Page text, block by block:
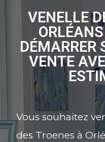
VENELLE
DÉMARRER
VENTE
Vous souhaitez
des Troenes à